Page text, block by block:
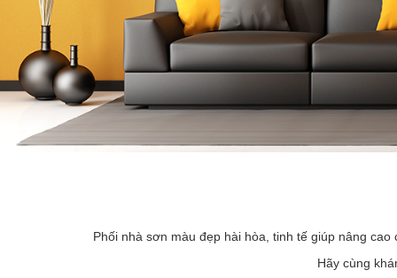
Phối nhà sơn màu đẹp hài hòa, tinh tế giúp nâng
Hãy cùng